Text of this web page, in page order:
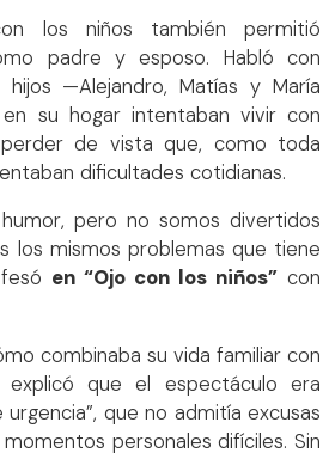
los niños también permitió
padre y esposo. Habló con
—Alejandro, Matías y María
su hogar intentaban vivir con
de vista que, como toda
dificultades cotidianas.
pero no somos divertidos
los mismos problemas que tiene
en “Ojo con los niños” con
combinaba su vida familiar con
explicó que el espectáculo era
que no admitía excusas
personales difíciles. Sin